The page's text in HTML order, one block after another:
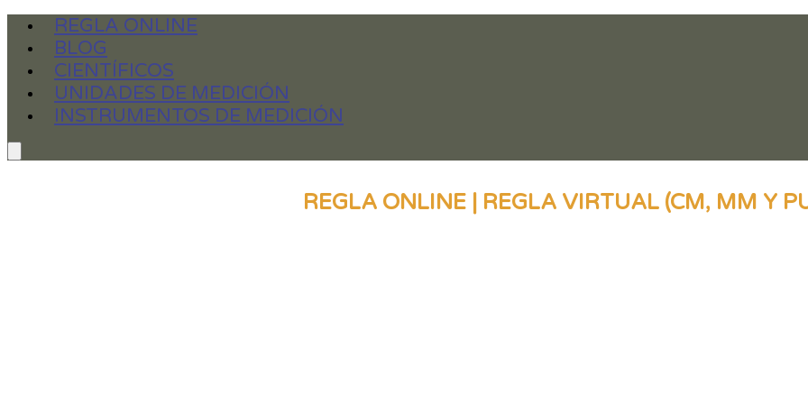
REGLA ONLINE
BLOG
CIENTÍFICOS
UNIDADES DE MEDICIÓN
INSTRUMENTOS DE MEDICIÓN
REGLA ONLINE | REGLA VIRTUAL (CM, MM Y